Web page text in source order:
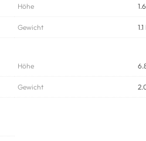
Höhe
Gewicht
Höhe
Gewicht